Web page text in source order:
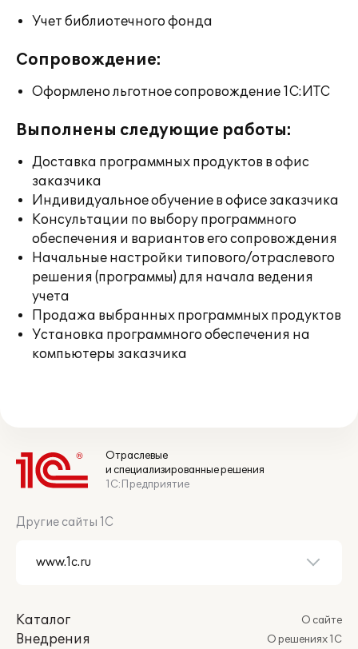
Учет библиотечного фонда
Сопровождение:
Оформлено льготное сопровождение 1С:ИТС
Выполнены следующие работы:
Доставка программных продуктов в офис
заказчика
Индивидуальное обучение в офисе заказчика
Консультации по выбору программного
обеспечения и вариантов его сопровождения
Начальные настройки типового/отраслевого
решения (программы) для начала ведения
учета
Продажа выбранных программных продуктов
Установка программного обеспечения на
компьютеры заказчика
Отраслевые
и специализированные решения
1С:Предприятие
Другие сайты 1С
Каталог
Внедрения
О сайте
О решениях 1С